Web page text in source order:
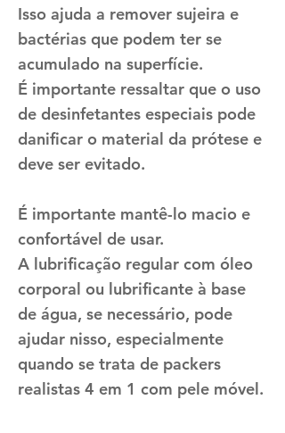
Isso ajuda a remover sujeira e
bactérias que podem ter se
acumulado na superfície.
É importante ressaltar que o uso
de desinfetantes especiais pode
danificar o material da prótese e
deve ser evitado.
É importante mantê-lo macio e
confortável de usar.
A lubrificação regular com óleo
corporal ou lubrificante à base
de água, se necessário, pode
ajudar nisso, especialmente
quando se trata de packers
realistas 4 em 1 com pele móvel.